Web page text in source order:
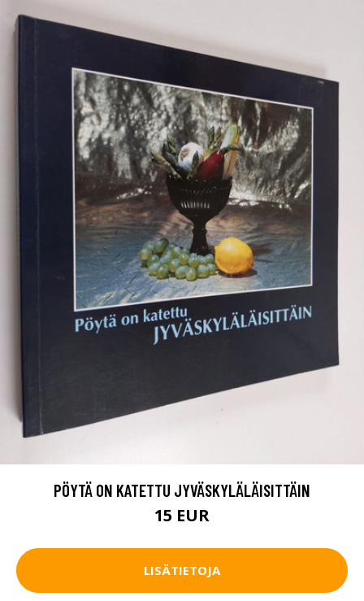
PÖYTÄ ON KATETTU JYVÄSKYLÄLÄISITTÄIN
15 EUR
LISÄTIETOJA